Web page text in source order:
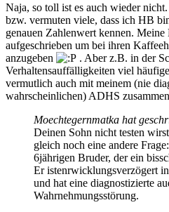
Naja, so toll ist es auch wieder
bzw. vermuten viele, dass ich HB
genauen Zahlenwert kennen.
aufgeschrieben um bei ihren
anzugeben
. Aber z.B. in der
Verhaltensauffälligkeiten viel
vermutlich auch mit meinem (nie
wahrscheinlichen) ADHS
Moechtegernmatka hat
Deinen Sohn nicht testen
gleich noch eine andere
6jährigen Bruder, der ein
Er istenrwicklungsverzögert
und hat eine diagnostizierte
Wahrnehmungsstörung.